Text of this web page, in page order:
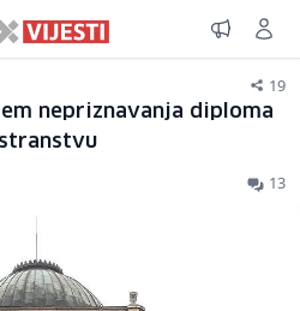
19
nepriznavanja diploma
13